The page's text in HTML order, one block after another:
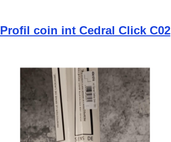
Profil coin int Cedral Click C02